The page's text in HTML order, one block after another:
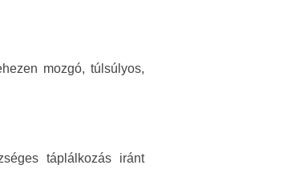
mozgó, túlsúlyos,
táplálkozás iránt